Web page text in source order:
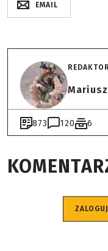
EMAIL
Mariusz
873 120 6